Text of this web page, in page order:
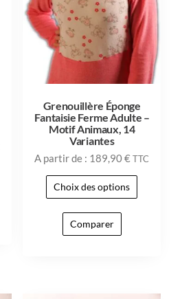
Grenouillère Éponge
Fantaisie Ferme Adulte –
Motif Animaux, 14
Variantes
A partir de : 189,90€TTC
Choix des options
Comparer